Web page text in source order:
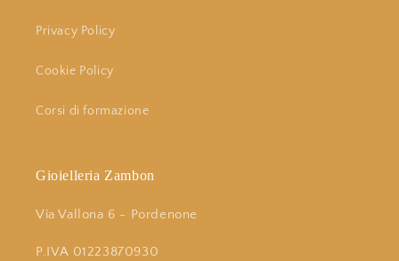
Privacy Policy
Cookie Policy
Corsi di formazione
Gioielleria Zambon
Via Vallona 6 - Pordenone
P.IVA 01223870930